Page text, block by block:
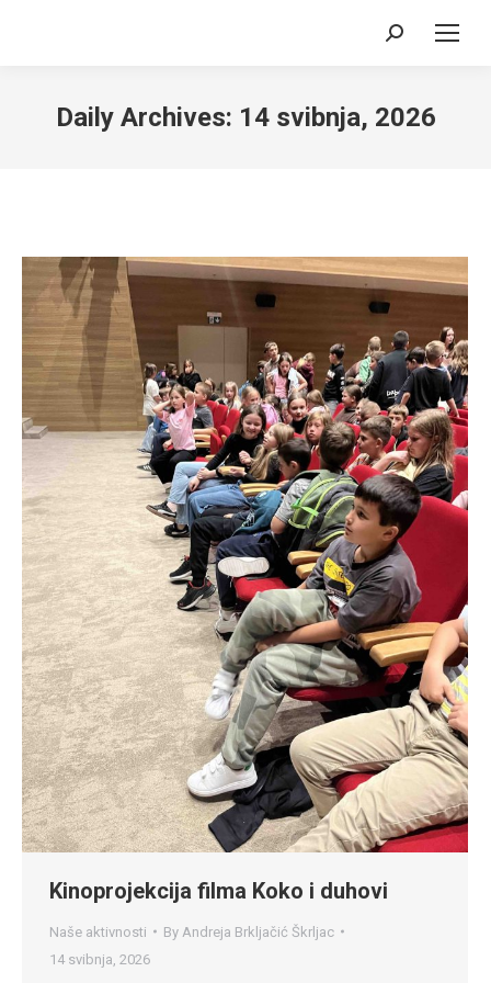
Search:
Daily Archives: 14 svibnja, 2026
Kinoprojekcija filma Koko i duhovi
Naše aktivnosti By Andreja Brkljačić Škrljac
14 svibnja, 2026